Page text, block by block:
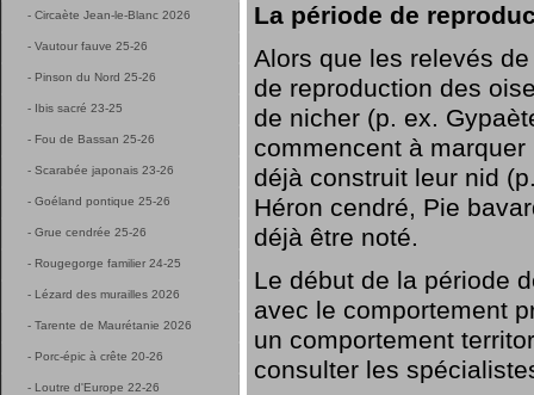
- Circaète Jean-le-Blanc 2026
- Vautour fauve 25-26
- Pinson du Nord 25-26
- Ibis sacré 23-25
- Fou de Bassan 25-26
- Scarabée japonais 23-26
- Goéland pontique 25-26
- Grue cendrée 25-26
- Rougegorge familier 24-25
- Lézard des murailles 2026
- Tarente de Maurétanie 2026
- Porc-épic à crête 20-26
- Loutre d'Europe 22-26
La période de
Alors que les relevés
de reproduction des
de nicher (p. ex.
commencent à
déjà construit leur nid
Héron cendré, Pie
déjà être noté.
Le début de la période
avec le comportement
un comportement
consulter les